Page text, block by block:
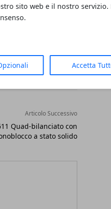
sito web e il nostro servizio.
Accetta
Articolo Successivo
Quad-bilanciato con
a stato solido